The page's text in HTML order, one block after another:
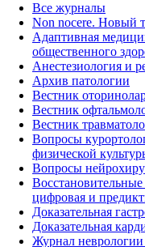
Все журналы
Non nocere. Новый
Адаптивная
общественного
Анестезиология и
Архив патологии
Вестник
Вестник
Вестник
Вопросы
физической
Вопросы
цифровая и
Доказательная
Доказательная
Журнал